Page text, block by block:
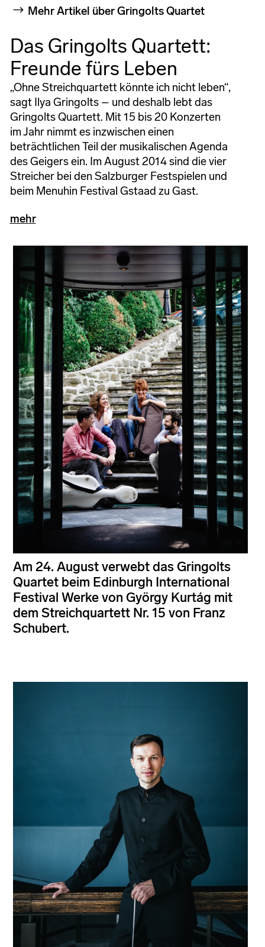
Mehr Artikel über Gringolts Quartet
Das Gringolts Quartett:
Freunde fürs Leben
„Ohne Streichquartett könnte ich nicht leben“,
sagt Ilya Gringolts – und deshalb lebt das
Gringolts Quartett. Mit 15 bis 20 Konzerten
im Jahr nimmt es inzwischen einen
beträchtlichen Teil der musikalischen Agenda
des Geigers ein. Im August 2014 sind die vier
Streicher bei den Salzburger Festspielen und
beim Menuhin Festival Gstaad zu Gast.
mehr
Am 24. August verwebt das Gringolts
Quartet beim Edinburgh International
Festival Werke von György Kurtág mit
dem Streichquartett Nr. 15 von Franz
Schubert.